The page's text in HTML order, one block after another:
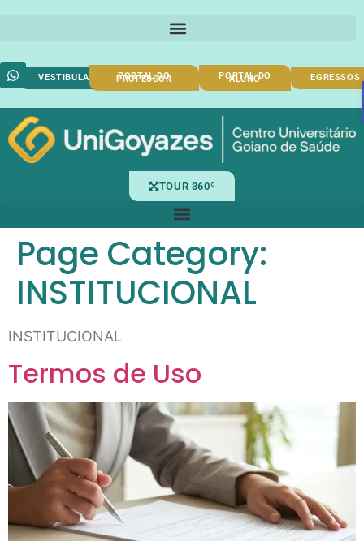
VESTIBULAR PORTAL DO
PROFESSOR PORTAL DO
ALUNO EGRESSOS
TOUR 360º
Page Category:
INSTITUCIONAL
INSTITUCIONAL
Termos de Uso